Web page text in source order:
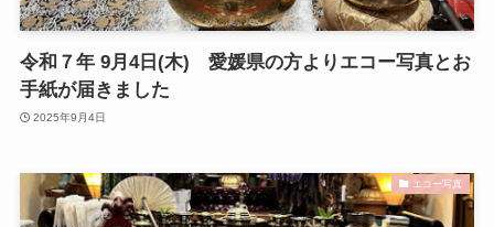
令和７年 9月4日(木) 愛媛県の方よりエコー写真とお
手紙が届きました
2025年9月4日
エコー写真